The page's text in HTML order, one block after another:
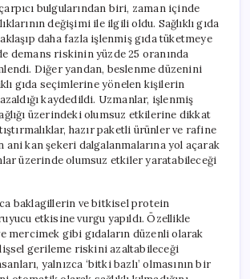
bulgularından biri, zaman içinde
değişimi ile ilgili oldu. Sağlıklı gıda
daha fazla işlenmiş gıda tüketmeye
demans riskinin yüzde 25 oranında
Diğer yandan, beslenme düzenini
gıda seçimlerine yönelen kişilerin
kaydedildi. Uzmanlar, işlenmiş
üzerindeki olumsuz etkilerine dikkat
hazır paketli ürünler ve rafine
ani kan şekeri dalgalanmalarına yol açarak
üzerinde olumsuz etkiler yaratabileceği
baklagillerin ve bitkisel protein
etkisine vurgu yapıldı. Özellikle
mercimek gibi gıdaların düzenli olarak
gerileme riskini azaltabileceği
yalnızca ‘bitki bazlı’ olmasının bir